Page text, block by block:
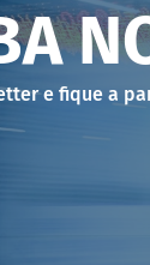
e fique a